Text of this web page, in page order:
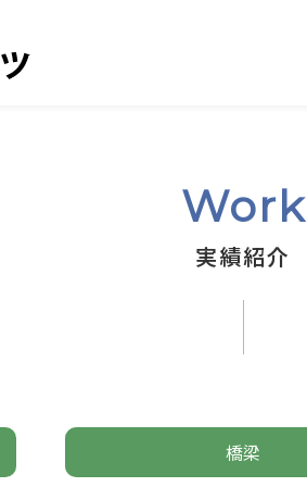
Work
実績紹介
橋梁